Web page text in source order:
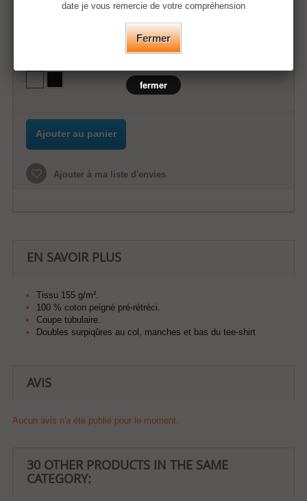
Ajouter au panier
Ajouter à ma liste d'envies
EN SAVOIR PLUS
Tissu 155 g/m².
100 % coton peigné pré-rétréci.
Coupe tubulaire.
Doubles surpiqûres au col, manches et bas du tee-shirt
AVIS
Aucun avis n'a été publié pour le moment.
30 OTHER PRODUCTS IN THE SAME
CATEGORY:
date je vous remercie de votre compréhension
Fermer
fermer